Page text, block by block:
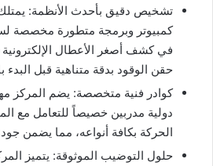
تشخيص دقيق بأحدث الأنظمة:
كمبيوتر وبرمجة متطورة مخصصة
في كشف أصغر الأعطال
حقن الوقود بدقة متناهية قبل البدء
كوادر فنية متخصصة: يضم المركز
دولية مدربين خصيصاً للتعامل مع
الحركة بكافة أنواعه، مما يضمن
حلول التوضيب الموثوقة: يتميز